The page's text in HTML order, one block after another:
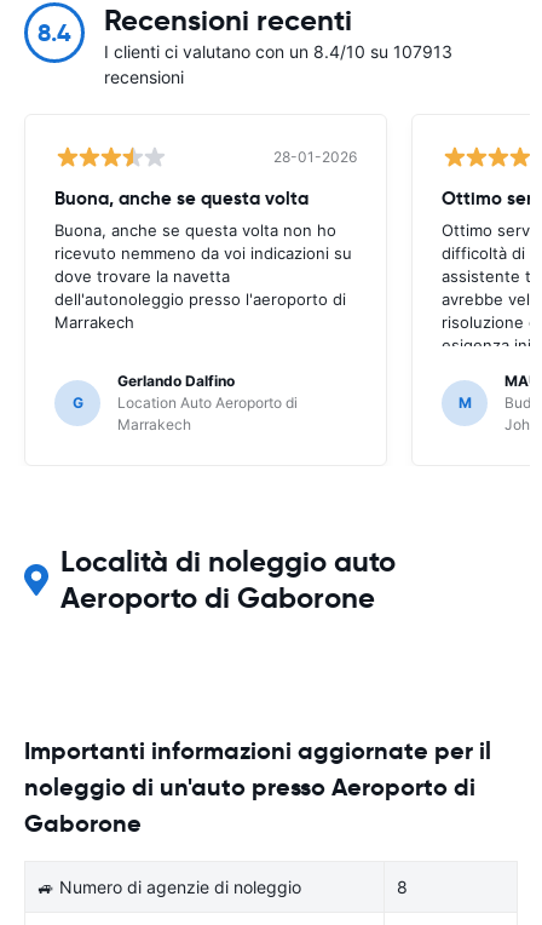
8.4 Recensioni recenti
I clienti ci valutano con un 8.4/10 su 107913
recensioni
28-01-2026
Buona, anche se questa volta
Buona, anche se questa volta non ho
ricevuto nemmeno da voi indicazioni su
dove trovare la navetta
dell'autonoleggio presso l'aeroporto di
Marrakech
G
Gerlando Dalfino
Location Auto Aeroporto di
Marrakech
Ottimo
Ottimo
difficoltà di
assistente
avrebbe
risoluzione
esigenza
M
Località di noleggio auto
Aeroporto di Gaborone
Importanti informazioni aggiornate per il
noleggio di un'auto presso Aeroporto di
Gaborone
🚙 Numero di agenzie di noleggio 8